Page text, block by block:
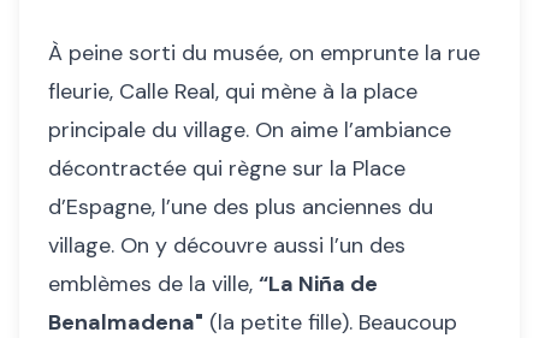
À peine sorti du musée, on emprunte la rue
fleurie, Calle Real, qui mène à la place
principale du village. On aime l’ambiance
décontractée qui règne sur la Place
d’Espagne, l’une des plus anciennes du
village. On y découvre aussi l’un des
emblèmes de la ville, “La Niña de
Benalmadena" (la petite fille). Beaucoup